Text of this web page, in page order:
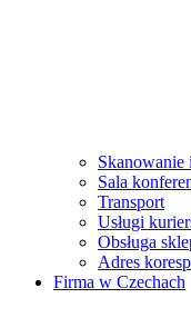
Sala
Transport
Usługi
Obsługa
Adres
Firma w Czechach